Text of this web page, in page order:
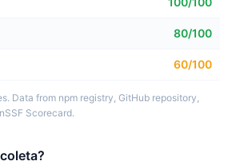
80/100
60/100
Data from npm registry, GitHub repository,
Scorecard.